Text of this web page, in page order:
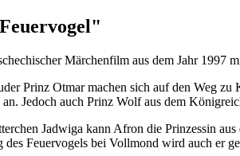
Märchenfilm aus dem Jahr 1997
Prinz Otmar machen sich auf den Weg
Jedoch auch Prinz Wolf aus dem
Jadwiga kann Afron die Prinzessin
Feuervogels bei Vollmond wird auch er